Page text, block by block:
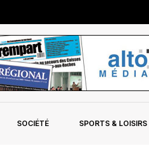
SOCIÉTÉ SPORTS & LOISIRS